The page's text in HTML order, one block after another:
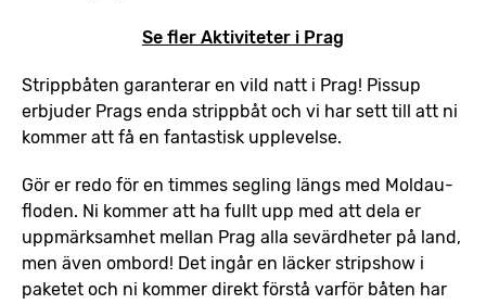
Se fler Aktiviteter i Prag
Strippbåten garanterar en vild natt i Prag! Pissup
erbjuder Prags enda strippbåt och vi har sett till att ni
kommer att få en fantastisk upplevelse.
Gör er redo för en timmes segling längs med Moldau-
floden. Ni kommer att ha fullt upp med att dela er
uppmärksamhet mellan Prag alla sevärdheter på land,
men även ombord! Det ingår en läcker stripshow i
paketet och ni kommer direkt förstå varför båten har